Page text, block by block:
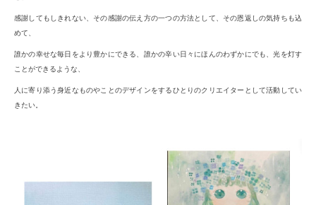
感謝してもしきれない、その感謝の伝え方の一つの方法として、その恩返しの気持ちも込
めて、
誰かの幸せな毎日をより豊かにできる、誰かの辛い日々にほんのわずかにでも、光を灯す
ことができるような、
人に寄り添う身近なものやことのデザインをするひとりのクリエイターとして活動してい
きたい。